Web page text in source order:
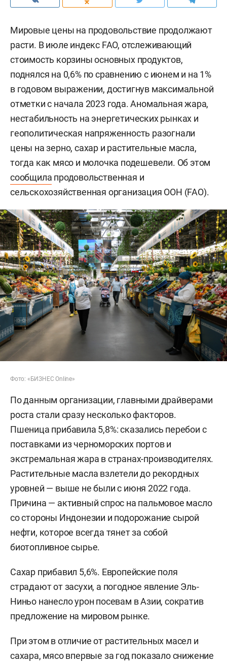
Мировые цены на продовольствие продолжают
расти. В июле индекс FAO, отслеживающий
стоимость корзины основных продуктов,
поднялся на 0,6% по сравнению с июнем и на 1%
в годовом выражении, достигнув максимальной
отметки с начала 2023 года. Аномальная жара,
нестабильность на энергетических рынках и
геополитическая напряженность разогнали
цены на зерно, сахар и растительные масла,
тогда как мясо и молочка подешевели. Об этом
сообщила продовольственная и
сельскохозяйственная организация ООН (FAO).
Фото: «БИЗНЕС Online»
По данным организации, главными драйверами
роста стали сразу несколько факторов.
Пшеница прибавила 5,8%: сказались перебои с
поставками из черноморских портов и
экстремальная жара в странах-производителях.
Растительные масла взлетели до рекордных
уровней — выше не были с июня 2022 года.
Причина — активный спрос на пальмовое масло
со стороны Индонезии и подорожание сырой
нефти, которое всегда тянет за собой
биотопливное сырье.
Сахар прибавил 5,6%. Европейские поля
страдают от засухи, а погодное явление Эль-
Ниньо нанесло урон посевам в Азии, сократив
предложение на мировом рынке.
При этом в отличие от растительных масел и
сахара, мясо впервые за год показало снижение